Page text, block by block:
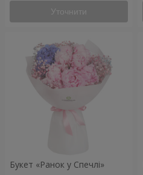
Уточнити
Букет «Ранок у Спечлі»